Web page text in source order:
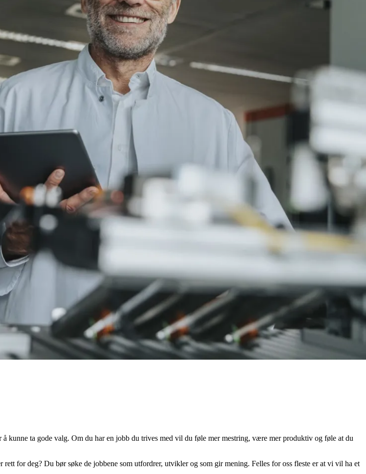
kunne ta gode valg. Om du har en jobb du trives med vil du føle mer mestring, være mer produktiv og føle at du
for deg? Du bør søke de jobbene som utfordrer, utvikler og som gir mening. Felles for oss fleste er at vi vil ha et